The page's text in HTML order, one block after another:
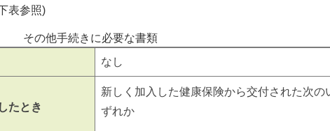
表参照)
その他手続きに必要な書類
なし
たとき
新しく加入した健康保険から交付された次の
ずれか